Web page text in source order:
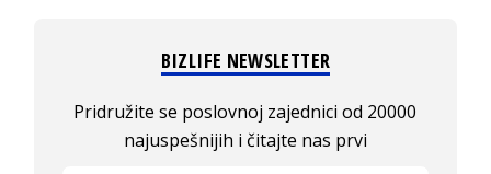
BIZLIFE NEWSLETTER
Pridružite se poslovnoj zajednici od 20000
najuspešnijih i čitajte nas prvi